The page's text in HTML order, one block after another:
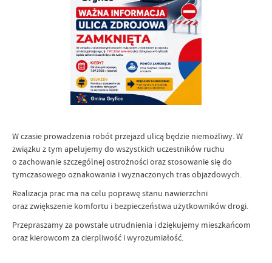
W czasie prowadzenia robót przejazd ulicą będzie niemożliwy. W
związku z tym apelujemy do wszystkich uczestników ruchu
o zachowanie szczególnej ostrożności oraz stosowanie się do
tymczasowego oznakowania i wyznaczonych tras objazdowych.
Realizacja prac ma na celu poprawę stanu nawierzchni
oraz zwiększenie komfortu i bezpieczeństwa użytkowników drogi.
Przepraszamy za powstałe utrudnienia i dziękujemy mieszkańcom
oraz kierowcom za cierpliwość i wyrozumiałość.